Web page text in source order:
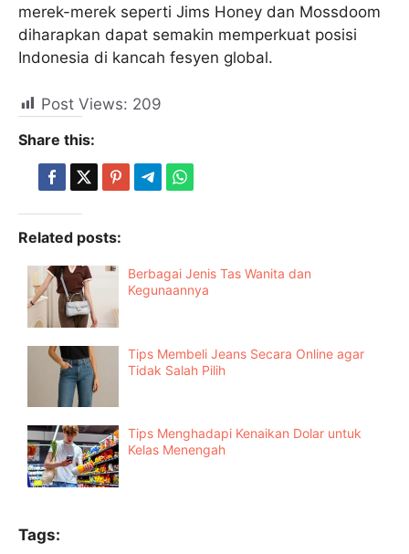
merek-merek seperti Jims Honey dan Mossdoom
diharapkan dapat semakin memperkuat posisi
Indonesia di kancah fesyen global.
Post Views: 209
Share this:
Related posts:
Berbagai Jenis Tas Wanita dan
Kegunaannya
Tips Membeli Jeans Secara Online agar
Tidak Salah Pilih
Tips Menghadapi Kenaikan Dolar untuk
Kelas Menengah
Tags: